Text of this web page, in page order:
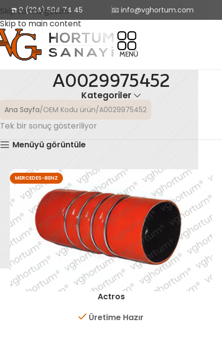
Skip to navigation
Skip to main content
☎️ 0 (224) 504 74 45 📧 info@vghortum.com
MENÜ
A0029975452
Kategoriler
Ana Sayfa OEM Kodu ürün A0029975452
Tek bir sonuç gösteriliyor
Menüyü görüntüle
MERCEDES-BENZ
Actros
Üretime Hazır